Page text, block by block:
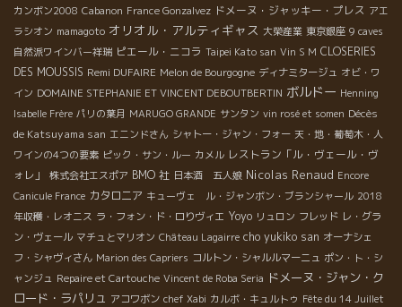
カンボン2008 Cabanon France Gonzalvez ドメーヌ・ジャッキー・プレス アエ
ラシオン mamagoto オリオル・アルティギャス 大榮産業 東京銀座 9 caves
自然派ワインバー祥瑞 ピエール・ニコラ Taipei Kato san Vin S M CLOSERIES
DES MOUSSIS Remi DUFAIRE Melon de Bourgogne ディナミタージュ オビ・ワ
イン DOMAINE STEPHANIE ET VINCENT DEBOUTBERTIN ボルドー Henning
Isabelle Frère パリの葉月 MARUGO GRANDE サンタン vin rosé et somen Décès
de Katsuyama san エニンドさん シャトー・ジャン・フォー 天・地・葡萄木・人
ワインの4つの要素 ピック・サン・ルー カメル レストラン「ル・ヴェール・ヴ
ォレ」
株式会社エスポア BMO 社 日本酒 五人娘 Nicolas Renaud Encore
Canicule France カタロニア キューヴェ ル・ジャンボン・ブランシャール 2018
年収穫・レオニス ラ・フォン・ド・ロりヴィエ Yoyo リュロン フレッド レ・グラ
ン・ヴェール マチュとマリオン Château Lagairre cho yukiko san オーナシェ
フ・シャヴィさん Marion des Capriers コルトン・シャルルマーニュ ポン・ト・シ
ャンジュ Repaire et Cartouche Vincent de Roba Seria ドメーヌ・ジャン・ク
ロード・ラパリュ アコワボン chef Xabi カルボ・キュルトゥ Fête du 14 Juillet